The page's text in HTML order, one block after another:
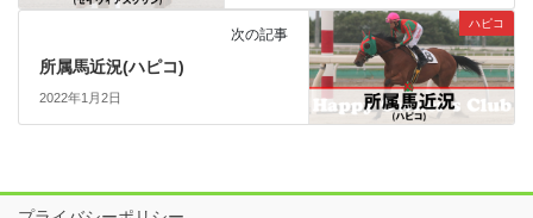
ハピコ
次の記事
所属馬近況(ハピコ)
2022年1月2日